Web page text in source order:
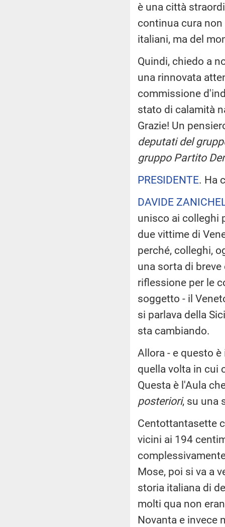
è una città
continua cura
italiani, ma del
Quindi, chiedo a
una rinnovata
commissione
stato di calamità
Grazie! Un
deputati del
gruppo Partito
PRESIDENTE. Ha
DAVIDE
unisco ai colleghi
due vittime di
perché, colleghi,
una sorta di
riflessione per le
soggetto - il
si parlava della
sta cambiando.
Allora - e questo
quella volta in cui
Questa è l'Aula
posteriori, su una
Centottantasette
vicini ai 194
Mose, poi si va a
storia italiana di
molti qua non
Novanta e invece